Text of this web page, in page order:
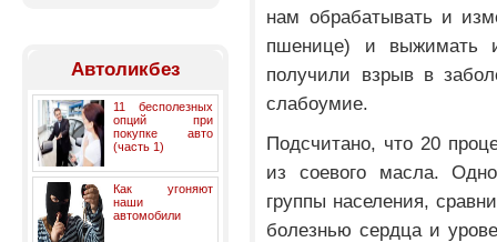
Автоликбез
11 бесполезных
опций при
покупке авто
(часть 1)
Как угоняют
наши
автомобили
нам обрабатывать и
пшенице) и выжимать
получили взрыв в
слабоумие.
Подсчитано, что 20
из соевого масла.
группы населения,
болезнью сердца и